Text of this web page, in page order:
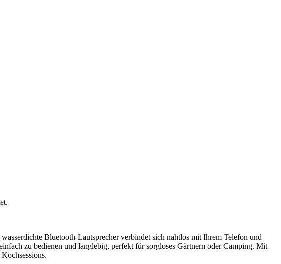
Bluetooth-Lautsprecher verbindet sich nahtlos mit Ihrem Telefon und
zu bedienen und langlebig, perfekt für sorgloses Gärtnern oder Camping. Mit